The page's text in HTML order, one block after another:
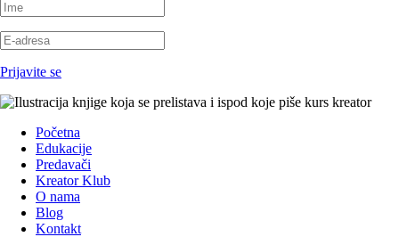
Prijavite se
Početna
Edukacije
Predavači
Kreator Klub
O nama
Blog
Kontakt